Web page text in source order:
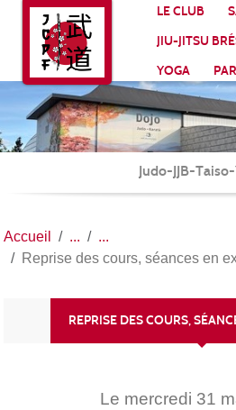
LE CLUB
JIU-JITSU
YOGA
Judo-JJB-
Accueil
Reprise des cours, séances en
REPRISE DES COURS,
Le mercredi 31
Panneau de gestion des cookies